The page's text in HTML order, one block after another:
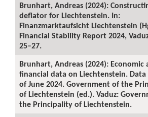
Brunhart, Andreas (2024):
deflator for Liechtenstein. In:
Finanzmarktaufsicht Liechtenstein
Financial Stability Report 2024,
25–27.
Brunhart, Andreas (2024): Economic
financial data on Liechtenstein. Data
of June 2024. Government of the
of Liechtenstein (ed.). Vaduz:
the Principality of Liechtenstein.